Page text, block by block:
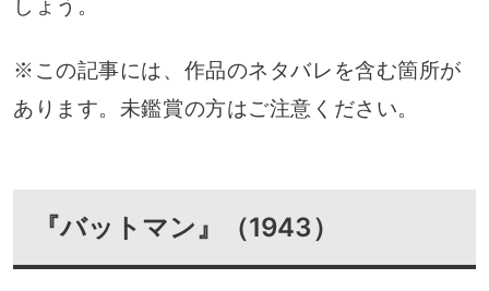
しょう。
※この記事には、作品のネタバレを含む箇所が
あります。未鑑賞の方はご注意ください。
『バットマン』（1943）